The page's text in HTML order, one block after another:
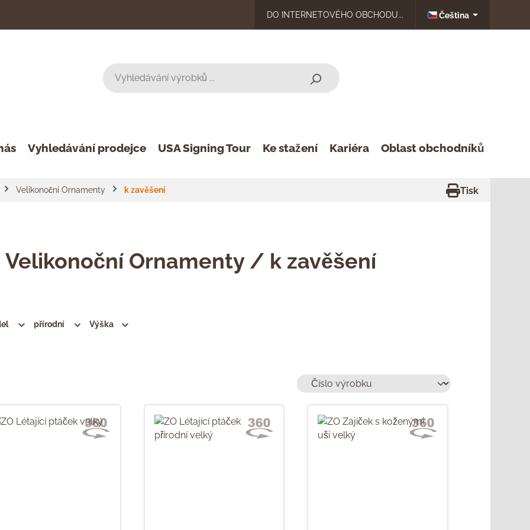
DO INTERNETOVÉHO OBCHODU... Čeština
Vyhledávání prodejce USA Signing Tour Ke stažení Kariéra Oblast obchodníků
Velikonoční Ornamenty k zavěšení Tisk
Ornamenty / k zavěšení
přírodní Výška